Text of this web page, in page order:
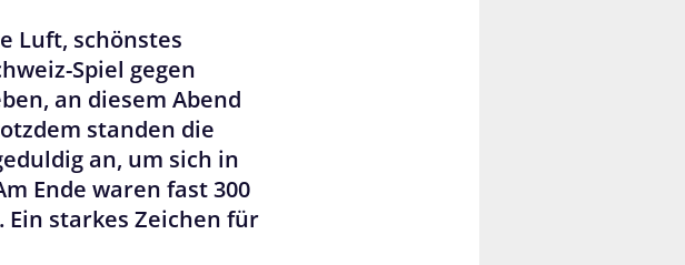
Luft, schönstes
Spiel gegen
an diesem Abend
standen die
an, um sich in
Ende waren fast 300
starkes Zeichen für